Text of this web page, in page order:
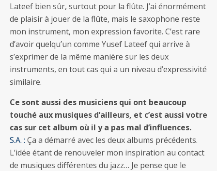
Lateef bien sûr, surtout pour la flûte. J’ai énormément
de plaisir à jouer de la flûte, mais le saxophone reste
mon instrument, mon expression favorite. C’est rare
d’avoir quelqu’un comme Yusef Lateef qui arrive à
s’exprimer de la même manière sur les deux
instruments, en tout cas qui a un niveau d’expressivité
similaire.
Ce sont aussi des musiciens qui ont beaucoup
touché aux musiques d’ailleurs, et c’est aussi votre
cas sur cet album où il y a pas mal d’influences.
S.A. : Ça a démarré avec les deux albums précédents.
L’idée étant de renouveler mon inspiration au contact
de musiques différentes du jazz… Je pense que le